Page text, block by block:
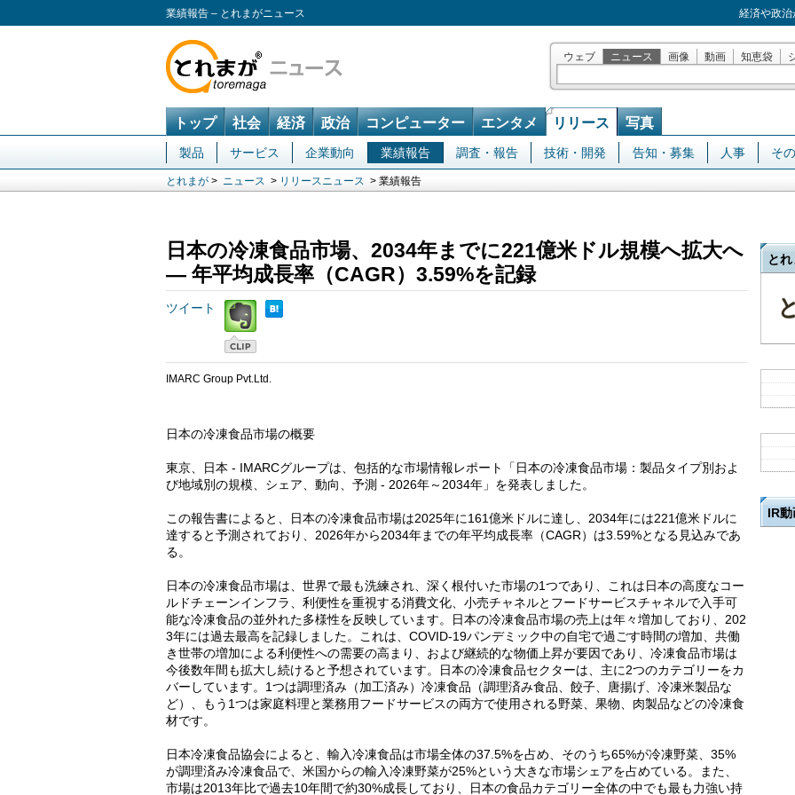
業績報告 – とれまがニュース 経済や政
ウェブ ニュース 画像 動画 知恵袋
トップ 社会 経済 政治 コンピューター エンタメ リリース 写真
製品 サービス 企業動向 業績報告 調査・報告 技術・開発 告知・募集 人事 そ
とれまが > ニュース > リリースニュース > 業績報告
日本の冷凍食品市場、2034年までに221億米ドル規模へ拡大へ
― 年平均成長率（CAGR）3.59%を記録
ツイート
IMARC Group Pvt.Ltd.
日本の冷凍食品市場の概要
東京、日本 - IMARCグループは、包括的な市場情報レポート「日本の冷凍食品市場：製品タイプ別およ
び地域別の規模、シェア、動向、予測 - 2026年～2034年」を発表しました。
この報告書によると、日本の冷凍食品市場は2025年に161億米ドルに達し、2034年には221億米ドルに
達すると予測されており、2026年から2034年までの年平均成長率（CAGR）は3.59%となる見込みであ
る。
日本の冷凍食品市場は、世界で最も洗練され、深く根付いた市場の1つであり、これは日本の高度なコー
ルドチェーンインフラ、利便性を重視する消費文化、小売チャネルとフードサービスチャネルで入手可
能な冷凍食品の並外れた多様性を反映しています。日本の冷凍食品市場の売上は年々増加しており、202
3年には過去最高を記録しました。これは、COVID-19パンデミック中の自宅で過ごす時間の増加、共働
き世帯の増加による利便性への需要の高まり、および継続的な物価上昇が要因であり、冷凍食品市場は
今後数年間も拡大し続けると予想されています。日本の冷凍食品セクターは、主に2つのカテゴリーをカ
バーしています。1つは調理済み（加工済み）冷凍食品（調理済み食品、餃子、唐揚げ、冷凍米製品な
ど）、もう1つは家庭料理と業務用フードサービスの両方で使用される野菜、果物、肉製品などの冷凍食
材です。
日本冷凍食品協会によると、輸入冷凍食品は市場全体の37.5%を占め、そのうち65%が冷凍野菜、35%
が調理済み冷凍食品で、米国からの輸入冷凍野菜が25%という大きな市場シェアを占めている。また、
市場は2013年比で過去10年間で約30%成長しており、日本の食品カテゴリー全体の中でも最も力強い持
とれ
IR動